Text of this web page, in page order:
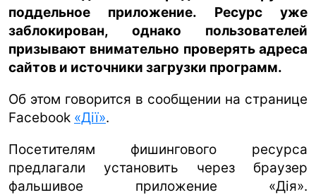
поддельное приложение. Ресурс уже
заблокирован, однако пользователей
призывают внимательно проверять адреса
сайтов и источники загрузки программ.
Об этом говорится в сообщении на странице
Facebook «Дії».
Посетителям фишингового ресурса
предлагали установить через браузер
фальшивое приложение «Дія».